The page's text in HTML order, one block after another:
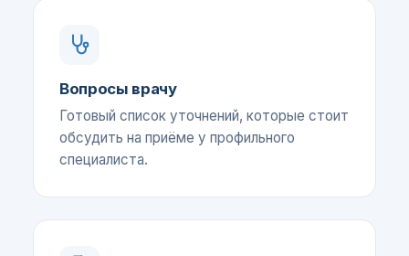
Вопросы врачу
Готовый список уточнений, которые стоит
обсудить на приёме у профильного
специалиста.